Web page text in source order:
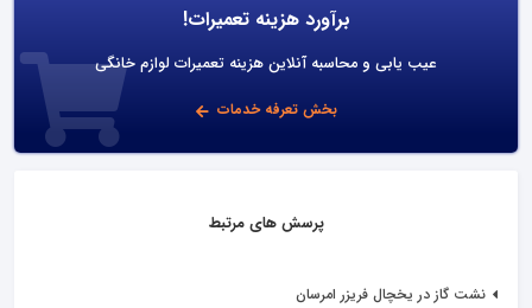
برآورد هزینه تعمیرات!
عیب یابی و محاسبه آنلاین هزینه تعمیرات لوازم خانگی
بخش تعرفه خدمات
پرسش های مرتبط
نشت گاز در یخچال فریزر امرسان